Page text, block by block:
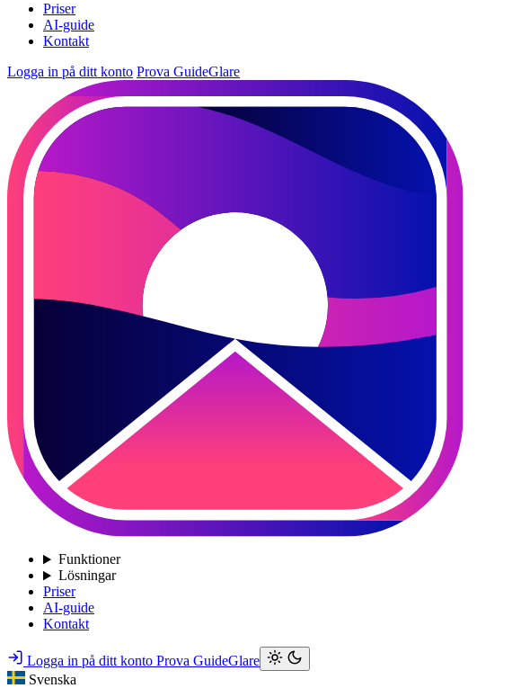
Priser
AI-guide
Kontakt
Logga in på ditt konto Prova GuideGlare
Funktioner
Lösningar
Priser
AI-guide
Kontakt
Logga in på ditt konto Prova GuideGlare
Svenska